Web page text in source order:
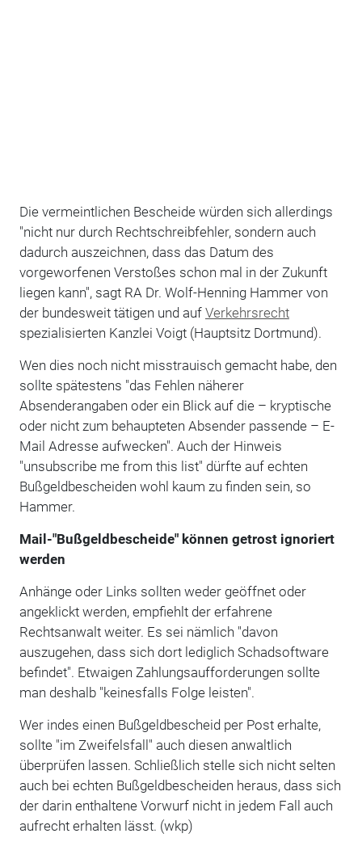
Die vermeintlichen Bescheide würden sich allerdings
"nicht nur durch Rechtschreibfehler, sondern auch
dadurch auszeichnen, dass das Datum des
vorgeworfenen Verstoßes schon mal in der Zukunft
liegen kann", sagt RA Dr. Wolf-Henning Hammer von
der bundesweit tätigen und auf Verkehrsrecht
spezialisierten Kanzlei Voigt (Hauptsitz Dortmund).
Wen dies noch nicht misstrauisch gemacht habe, den
sollte spätestens "das Fehlen näherer
Absenderangaben oder ein Blick auf die – kryptische
oder nicht zum behaupteten Absender passende – E-
Mail Adresse aufwecken". Auch der Hinweis
"unsubscribe me from this list" dürfte auf echten
Bußgeldbescheiden wohl kaum zu finden sein, so
Hammer.
Mail-"Bußgeldbescheide" können getrost ignoriert
werden
Anhänge oder Links sollten weder geöffnet oder
angeklickt werden, empfiehlt der erfahrene
Rechtsanwalt weiter. Es sei nämlich "davon
auszugehen, dass sich dort lediglich Schadsoftware
befindet". Etwaigen Zahlungsaufforderungen sollte
man deshalb "keinesfalls Folge leisten".
Wer indes einen Bußgeldbescheid per Post erhalte,
sollte "im Zweifelsfall" auch diesen anwaltlich
überprüfen lassen. Schließlich stelle sich nicht selten
auch bei echten Bußgeldbescheiden heraus, dass sich
der darin enthaltene Vorwurf nicht in jedem Fall auch
aufrecht erhalten lässt. (wkp)